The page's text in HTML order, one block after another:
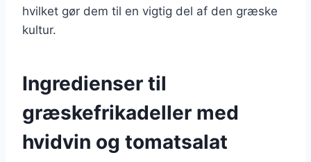
hvilket gør dem til en vigtig del af den græske
kultur.
Ingredienser til
græskefrikadeller med
hvidvin og tomatsalat